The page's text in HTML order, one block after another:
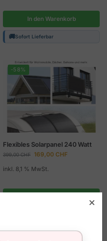
In den Warenkorb
🚚Sofort Lieferbar
-58%
Flexibles Solarpanel 240 Watt
399,00CHF 169,00 CHF
inkl. 8,1 % MwSt.
-55%